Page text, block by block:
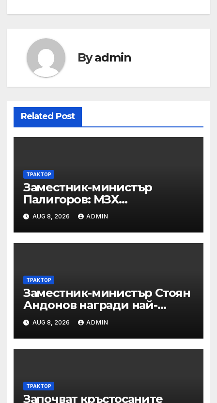
Byadmin
Related Post
ТРАКТОР
Заместник-министър
Палигоров: МЗХ
предприема комплекс от
мерки за възстановяване на
горите от съхненето и на
полезащитните пояси в
AUG 8, 2026 ADMIN
ТРАКТОР
Заместник-министър Стоян
Андонов награди най-
заслужилите спортисти на
ОСК “Левски”
AUG 8, 2026 ADMIN
ТРАКТОР
Започват кръстосаните